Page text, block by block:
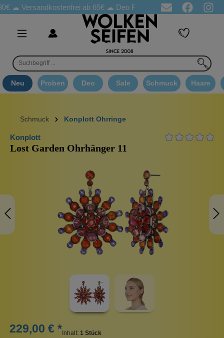
ab 65€ ☁ Deo Proben in jeder Bestellung ☁
Neu Proben Deo Sale Schmuck Haare
Schmuck Konplott Ohrringe
Konplott
Lost Garden Ohrhänger 11
229,00 € * Inhalt: 1 Stück